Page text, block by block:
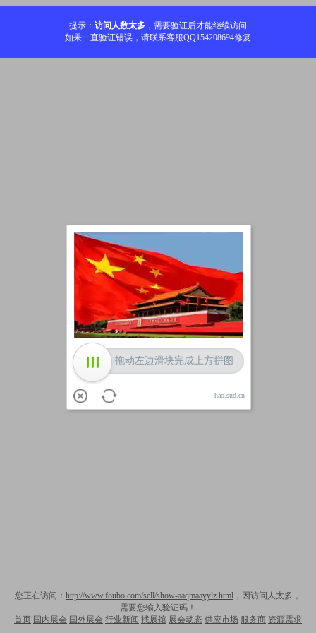
提示： 访问人数太多 ，需要验证后才能继续访问
如果一直验证错误，请联系客服QQ154208694修复
您正在访问： http://www.foubo.com/sell/show-aaqmaayylz.html ，因访问人太多，
需要您输入验证码！
首页 国内展会 国外展会 行业新闻 找展馆 展会动态 供应市场 服务商 资源需求
加载中
拖动左边滑块完成上方拼图
hao.sud.cn